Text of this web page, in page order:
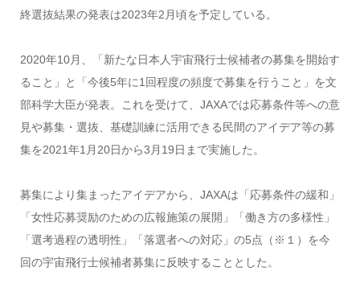
終選抜結果の発表は2023年2月頃を予定している。
2020年10月、「新たな日本人宇宙飛行士候補者の募集を開始す
ること」と「今後5年に1回程度の頻度で募集を行うこと」を文
部科学大臣が発表。これを受けて、 JAXAでは応募条件等への意
見や募集・選抜、基礎訓練に活用できる民間のアイデア等の募
集を2021年1月20日から3月 19日まで実施した。
募集により集まったアイデアから、 JAXAは「応募条件の緩和」
「女性応募奨励のための広報施策の展開」「働き方の多様性」
「選考過程の透明性」「落選者への対応」の5点（※１）を今
回の宇宙飛行士候補者募集に反映することとした。